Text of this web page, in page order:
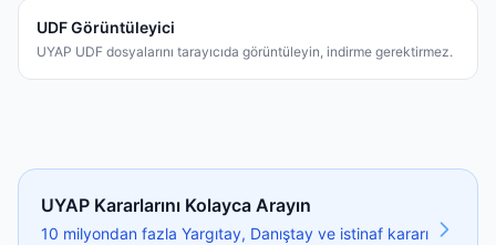
UDF Görüntüleyici
UYAP UDF dosyalarını tarayıcıda görüntüleyin, indirme gerektirmez.
UYAP Kararlarını Kolayca Arayın
10 milyondan fazla Yargıtay, Danıştay ve istinaf kararı